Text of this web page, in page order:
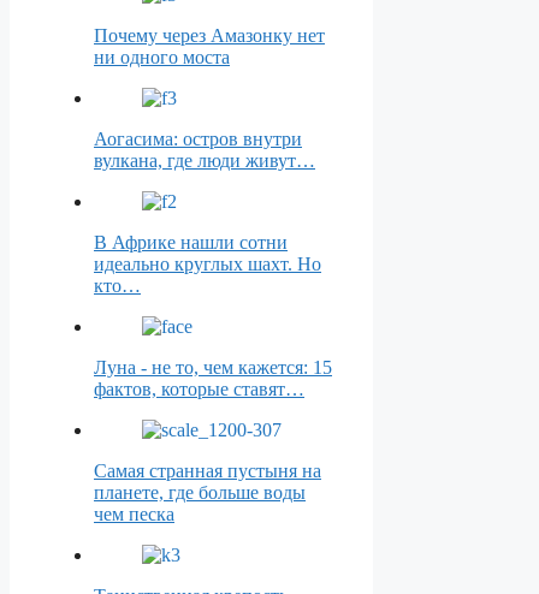
Почему через Амазонку нет
ни одного моста
Аогасима: остров внутри
вулкана, где люди живут…
В Африке нашли сотни
идеально круглых шахт. Но
кто…
Луна - не то, чем кажется: 15
фактов, которые ставят…
Самая странная пустыня на
планете, где больше воды
чем песка